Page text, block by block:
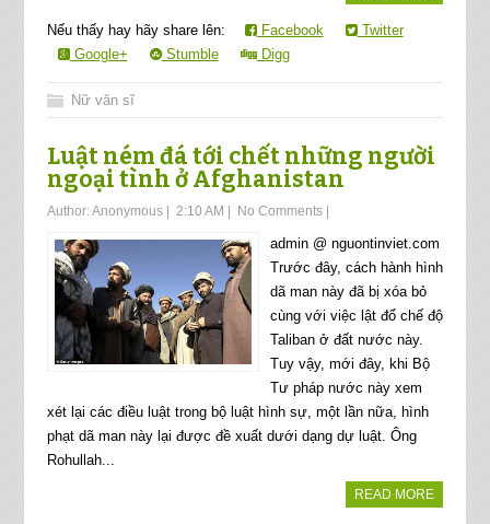
Nếu thấy hay hãy share lên: Facebook
Twitter
Google+
Stumble Digg
Nữ văn sĩ
Luật ném đá tới chết những người
ngoại tình ở Afghanistan
Author:Anonymous| 2:10 AM No Comments|
admin @ nguontinviet.com
Trước đây, cách hành hình
dã man này đã bị xóa bỏ
cùng với việc lật đổ chế độ
Taliban ở đất nước này.
Tuy vậy, mới đây, khi Bộ
Tư pháp nước này xem
xét lại các điều luật trong bộ luật hình sự, một lần nữa, hình
phạt dã man này lại được đề xuất dưới dạng dự luật. Ông
Rohullah...
READ MORE